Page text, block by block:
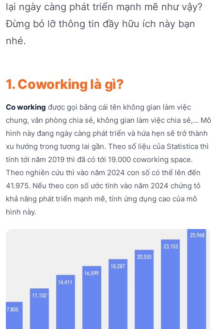
lại ngày càng phát triển mạnh mẽ như vậy?
Đừng bỏ lỡ thông tin đầy hữu ích này bạn
nhé.
1. Coworking là gì?
Co working được gọi bằng cái tên không gian làm việc
chung, văn phòng chia sẻ, không gian làm việc chia sẻ,… Mô
hình này đang ngày càng phát triển và hứa hẹn sẽ trở thành
xu hướng trong tương lai gần. Theo số liệu của Statistica thì
tính tới năm 2019 thì đã có tới 19.000 coworking space.
Theo nghiên cứu thì vào năm 2024 con số có thể lên đến
41.975. Nếu theo con số ước tính vào năm 2024 chứng tỏ
khả năng phát triển mạnh mẽ, tính ứng dụng cao của mô
hình này.